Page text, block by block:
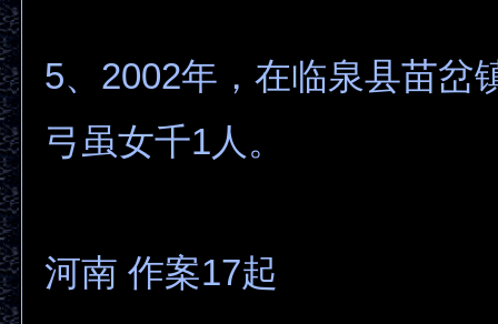
5、2002年，在临泉县苗岔
弓虽女千1人。
河南 作案17起